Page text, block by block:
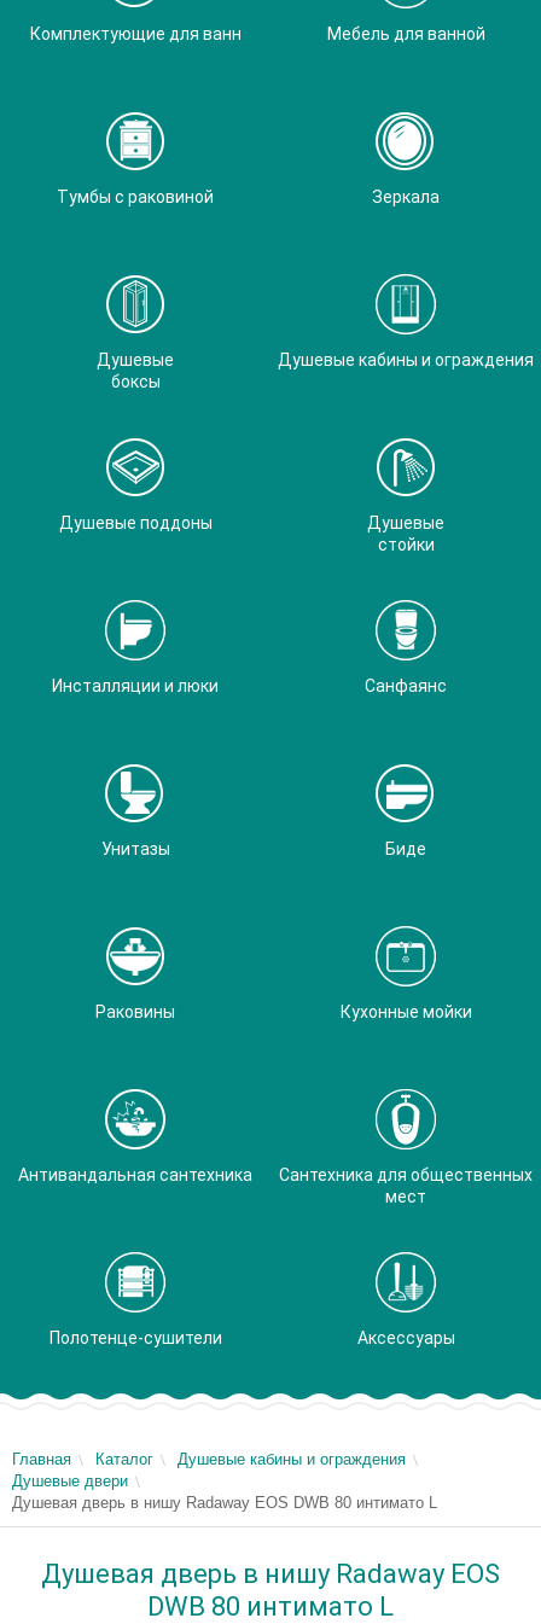
Комплектующие для ванн Мебель для ванной
Тумбы с раковиной Зеркала
Душевые
боксы
Душевые кабины и ограждения
Душевые поддоны
Душевые
стойки
Инсталляции и люки Санфаянс
Унитазы Биде
Раковины Кухонные мойки
Антивандальная сантехника
Сантехника для общественных
мест
Полотенце-сушители Аксессуары
Главная Каталог
Душевые кабины и ограждения
Душевые двери
Душевая дверь в нишу Radaway EOS DWB 80 интимато L
Душевая дверь в нишу Radaway EOS
DWB 80 интимато L